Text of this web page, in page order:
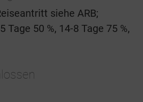
siehe ARB;
Tage 50 %, 14-8 Tage 75 %,